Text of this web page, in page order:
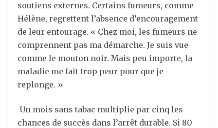
soutiens externes. Certains fumeurs, comme
Hélène, regrettent l’absence d’encouragement
de leur entourage. « Chez moi, les fumeurs ne
comprennent pas ma démarche. Je suis vue
comme le mouton noir. Mais peu importe, la
maladie me fait trop peur pour que je
replonge. »
Un mois sans tabac multiplie par cinq les
chances de succès dans l’arrêt durable. Si 80